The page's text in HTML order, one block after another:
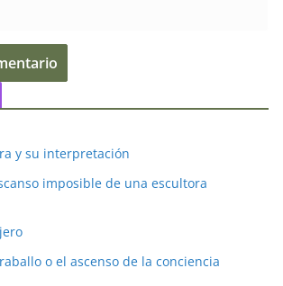
y su interpretación
imposible de una escultora
o el ascenso de la conciencia